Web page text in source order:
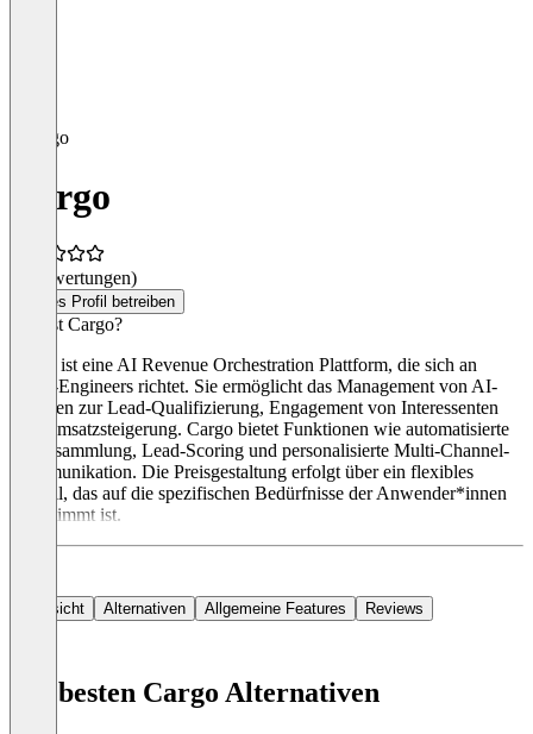
Cargo
(0 Bewertungen)
Dieses Profil betreiben
Was ist Cargo?
Cargo ist eine AI Revenue Orchestration Plattform, die sich an
GTM-Engineers richtet. Sie ermöglicht das Management von AI-
Agenten zur Lead-Qualifizierung, Engagement von Interessenten
und Umsatzsteigerung. Cargo bietet Funktionen wie automatisierte
Datensammlung, Lead-Scoring und personalisierte Multi-Channel-
Kommunikation. Die Preisgestaltung erfolgt über ein flexibles
Modell, das auf die spezifischen Bedürfnisse der Anwender*innen
abgestimmt ist.
Übersicht Alternativen Allgemeine Features Reviews
Die besten Cargo Alternativen